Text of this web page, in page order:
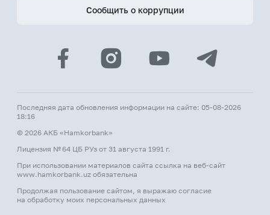
Сообщить о коррупции
Последняя дата обновления информации на сайте: 05-08-2026
18:16
© 2026 АКБ «Hamkorbank»
Лицензия № 64 ЦБ РУз от 31 августа 1991 г.
При использовании материалов сайта ссылка на веб-сайт
www.hamkorbank.uz обязательна
Продолжая пользование сайтом, я выражаю согласие
на обработку моих персональных данных